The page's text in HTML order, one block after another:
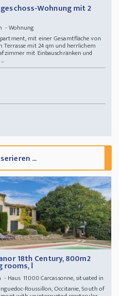
Wohnung mit 2
- Wohnung
mit einer Gesamtfläche von
Terrasse mit 24 qm und herrlichem
mit Einbauschränken und
...
18th Century, 800m2
rooms, l
Haus 11000 Carcassonne, situated in
Roussillon, Occitanie, South of